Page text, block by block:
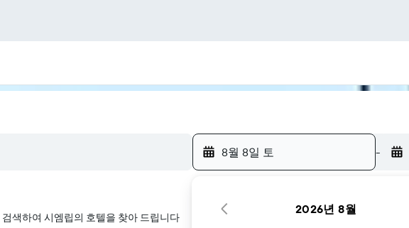
8월 8일 토 -
검색하여 시엠립의 호텔을 찾아 드립니다
2026년 8월